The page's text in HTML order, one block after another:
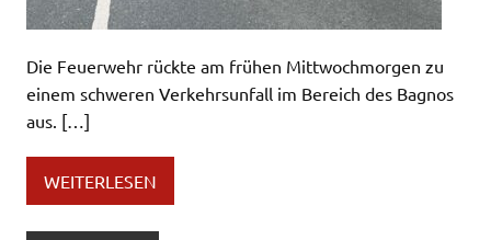
Die Feuerwehr rückte am frühen Mittwochmorgen zu
einem schweren Verkehrsunfall im Bereich des Bagnos
aus. […]
WEITERLESEN